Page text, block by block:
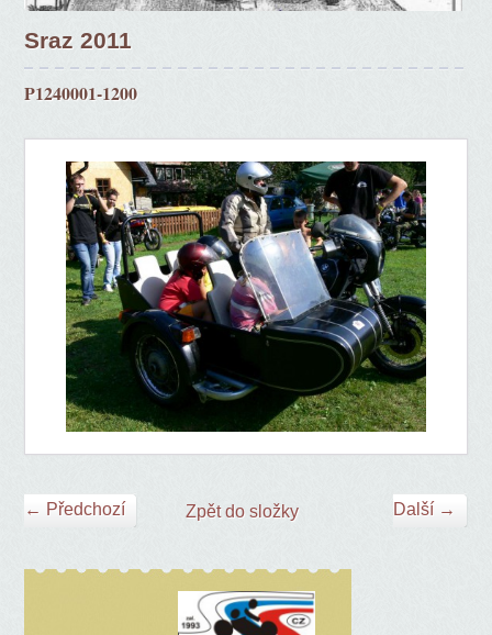
Sraz 2011
P1240001-1200
← Předchozí Další →
Zpět do složky